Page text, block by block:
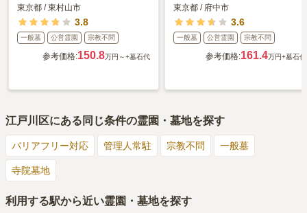
東京都 /東村山市
3.8
一般墓 公営霊園 宗教不問
参考価格:150.8万円～+墓石代
東京都 / 府中市
3.6
一般墓 公営霊園 宗教不問
参考価格:161.4万円+墓石代
江戸川区にある同じ条件の霊園・墓地を探す
バリアフリー対応 管理人常駐 宗教不問 一般墓
寺院墓地
利用する駅から近い霊園・墓地を探す